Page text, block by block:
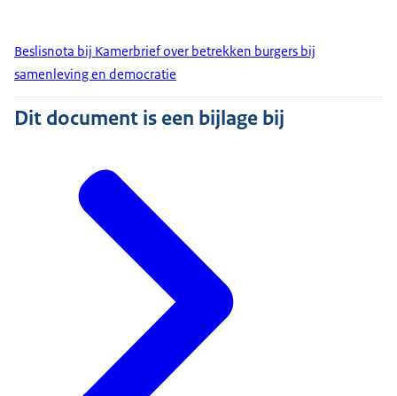
Beslisnota bij Kamerbrief over betrekken burgers bij
samenleving en democratie
Dit document is een bijlage bij